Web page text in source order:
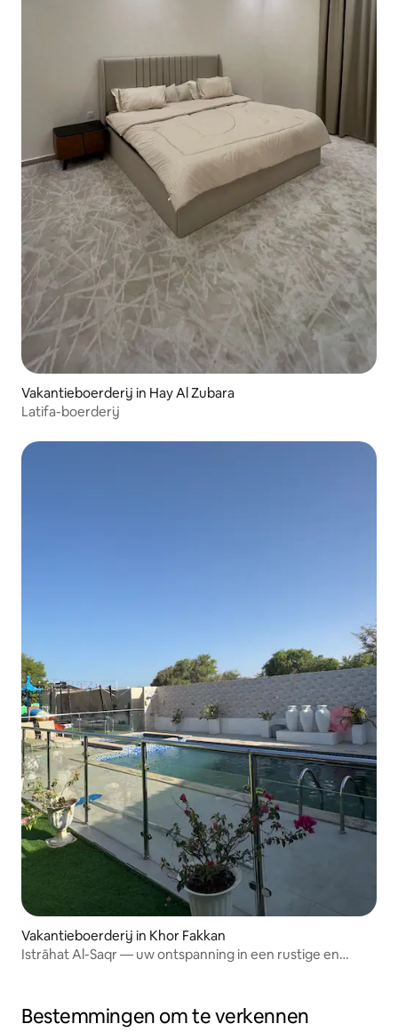
Vakantieboerderij in Hay Al Zubara
Latifa-boerderij
Vakantieboerderij in Khor Fakkan
Istrāhat Al-Saqr — uw ontspanning in een rustige en
Bestemmingen om te verkennen